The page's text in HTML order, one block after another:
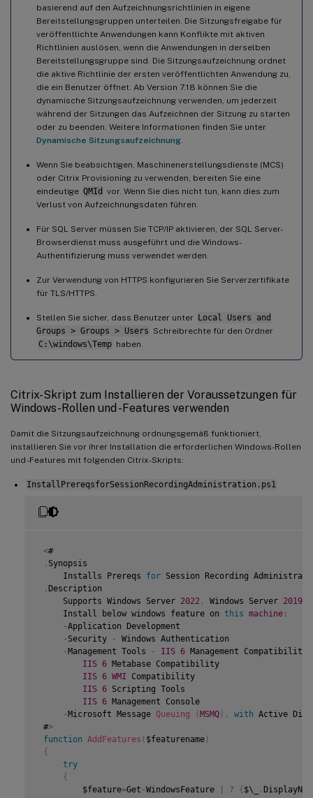
basierend auf den Aufzeichnungsrichtlinien in eigene
Bereitstellungsgruppen unterteilen. Die Sitzungsfreigabe für
veröffentlichte Anwendungen kann Konflikte mit aktiven
Richtlinien auslösen, wenn die Anwendungen in derselben
Bereitstellungsgruppe sind. Die Sitzungsaufzeichnung ordnet
die aktive Richtlinie der ersten veröffentlichten Anwendung zu,
die ein Benutzer öffnet. Ab Version 7.18 können Sie die
dynamische Sitzungsaufzeichnung verwenden, um jederzeit
während der Sitzungen das Aufzeichnen der Sitzung zu starten
oder zu beenden. Weitere Informationen finden Sie unter
Dynamische Sitzungsaufzeichnung
Wenn Sie beabsichtigen, Maschinenerstellungsdienste (MCS)
oder Citrix Provisioning zu verwenden, bereiten Sie eine
eindeutige QMId vor. Wenn Sie dies nicht tun, kann dies zum
Verlust von Aufzeichnungsdaten führen.
Für SQL Server müssen Sie TCP/IP aktivieren, der SQL Server-
Browserdienst muss ausgeführt und die Windows-
Authentifizierung muss verwendet werden.
Zur Verwendung von HTTPS konfigurieren Sie Serverzertifikate
für TLS/HTTPS.
Stellen Sie sicher, dass Benutzer unter Local Users and
Groups > Groups > Users Schreibrechte für den Ordner
C:\windows\Temp haben.
Citrix-Skript zum Installieren der Voraussetzungen für
Windows-Rollen und -Features verwenden
Damit die Sitzungsaufzeichnung ordnungsgemäß funktioniert,
installieren Sie vor ihrer Installation die erforderlichen Windows-Rollen
und -Features mit folgenden Citrix-Skripts:
InstallPrereqsforSessionRecordingAdministration.ps1
<#
. Synopsis
     Installs Prereqs
for Session Recording
. Description
     Supports Windows Server
2022 , Windows Server 2019
     Install below windows feature on
this machine :
-Application Development
- Security -
Windows Authentication
-Management Tools - IIS 6 Management Compatibility
IIS 6 Metabase Compatibility
IIS 6 WMI Compatibility
IIS 6 Scripting Tools
IIS 6 Management Console
-Microsoft Message Queuing (MSMQ) , with Active
#>
function AddFeatures ( $featurename)
{
try
{
         $feature
=Get -WindowsFeature ? {$\_ .